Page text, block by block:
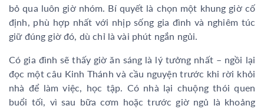
bỏ qua luôn giờ nhóm. Bí quyết là chọn một khung giờ cố
định, phù hợp nhất với nhịp sống gia đình và nghiêm túc
giữ đúng giờ đó, dù chỉ là vài phút ngắn ngủi.
Có gia đình sẽ thấy giờ ăn sáng là lý tưởng nhất – ngồi lại
đọc một câu Kinh Thánh và cầu nguyện trước khi rời khỏi
nhà để làm việc, học tập. Có nhà lại chuộng thói quen
buổi tối, vì sau bữa cơm hoặc trước giờ ngủ là khoảng